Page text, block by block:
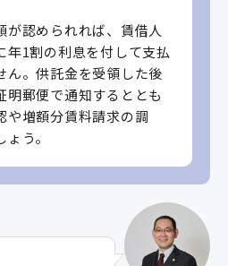
が認められれば、賃借人
年1割の利息を付して支払
ん。供託金を受領した後
明郵便で通知するととも
や増額分賃料請求の調
う。